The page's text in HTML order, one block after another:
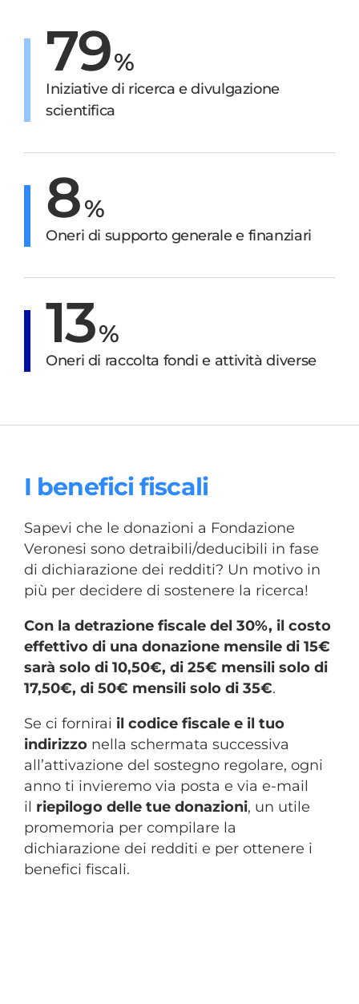
79%
Iniziative di ricerca e divulgazione
scientifica
8%
Oneri di supporto generale e finanziari
13%
Oneri di raccolta fondi e attività diverse
I benefici fiscali
Sapevi che le donazioni a Fondazione
Veronesi sono detraibili/deducibili in fase
di dichiarazione dei redditi? Un motivo in
più per decidere di sostenere la ricerca!
Con la detrazione fiscale del 30%, il costo
effettivo di una donazione mensile di 15€
sarà solo di 10,50€, di 25€ mensili solo di
17,50€, di 50€ mensili solo di 35€.
Se ci fornirai il codice fiscale e il tuo
indirizzo nella schermata successiva
all’attivazione del sostegno regolare, ogni
anno ti invieremo via posta e via e-mail
il riepilogo delle tue donazioni, un utile
promemoria per compilare la
dichiarazione dei redditi e per ottenere i
benefici fiscali.